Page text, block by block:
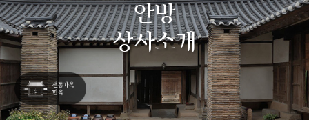
안방
상자소개